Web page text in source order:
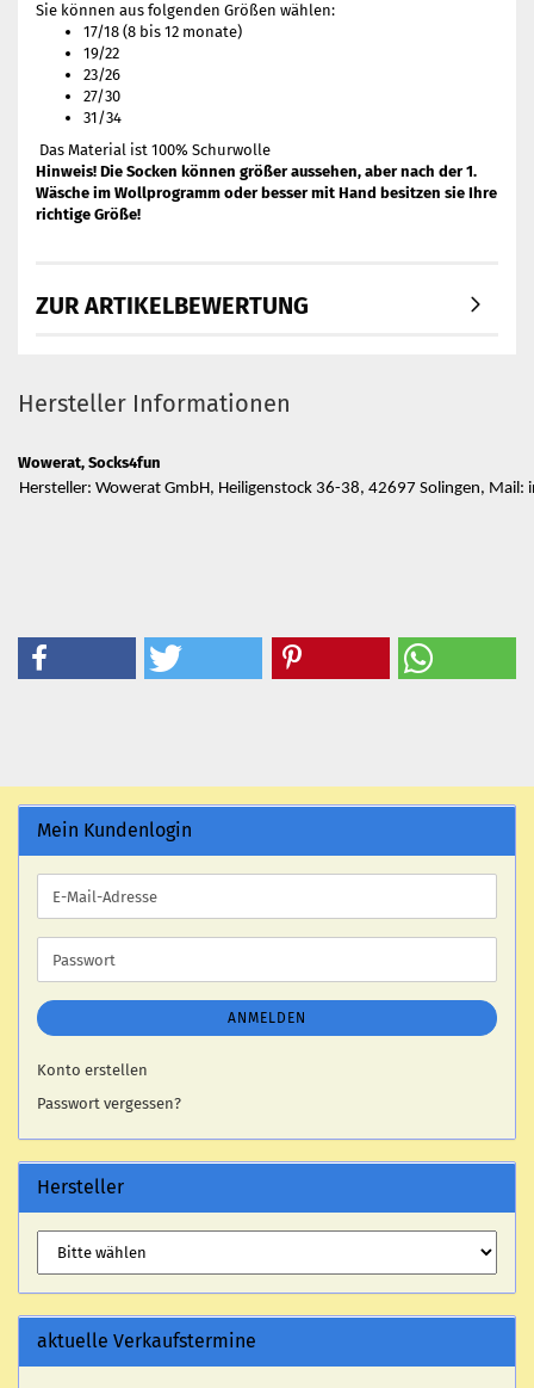
Sie können aus folgenden Größen wählen:
17/18 (8 bis 12 monate)
19/22
23/26
27/30
31/34
Das Material ist 100% Schurwolle
Hinweis! Die Socken können größer aussehen, aber nach der 1.
Wäsche im Wollprogramm oder besser mit Hand besitzen sie Ihre
richtige Größe!
ZUR ARTIKELBEWERTUNG
Hersteller Informationen
Wowerat, Socks4fun
Hersteller: Wowerat GmbH, Heiligenstock 36-38, 42697 Solingen,
Mein Kundenlogin
E-
Mail-
Adresse
Passwort
ANMELDEN
Konto erstellen
Passwort vergessen?
Hersteller
aktuelle Verkaufstermine